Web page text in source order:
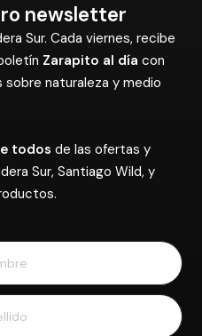
newsletter
Sur. Cada viernes, recibe
Zarapito al día con
naturaleza y medio
todos de las ofertas y
Sur, Santiago Wild, y